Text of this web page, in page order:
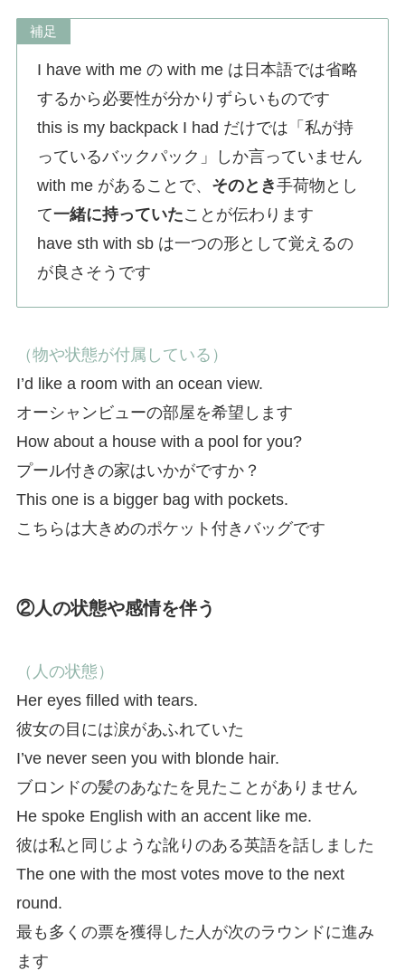
補足
I have with me の with me は日本語では省略
するから必要性が分かりずらいものです
this is my backpack I had だけでは「私が持
っているバックパック」しか言っていません
with me があることで、 そのとき手荷物とし
て一緒に持っていたことが伝わります
have sth with sb は一つの形として覚えるの
が良さそうです
（物や状態が付属している）
I’d like a room with an ocean view.
オーシャンビューの部屋を希望します
How about a house with a pool for you?
プール付きの家はいかがですか？
This one is a bigger bag with pockets.
こちらは大きめのポケット付きバッグです
②人の状態や感情を伴う
（人の状態）
Her eyes filled with tears.
彼女の目には涙があふれていた
I’ve never seen you with blonde hair.
ブロンドの髪のあなたを見たことがありません
He spoke English with an accent like me.
彼は私と同じような訛りのある英語を話しました
The one with the most votes move to the next
round.
最も多くの票を獲得した人が次のラウンドに進み
ます